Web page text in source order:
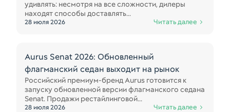
удивлять: несмотря на все сложности, дилеры
находят способы доставлять...
28 июля 2026 Читать далее
Aurus Senat 2026: Обновленный
флагманский седан выходит на рынок
Российский премиум-бренд Aurus готовится к
запуску обновленной версии флагманского седана
Senat. Продажи рестайлинговой...
28 июля 2026 Читать далее